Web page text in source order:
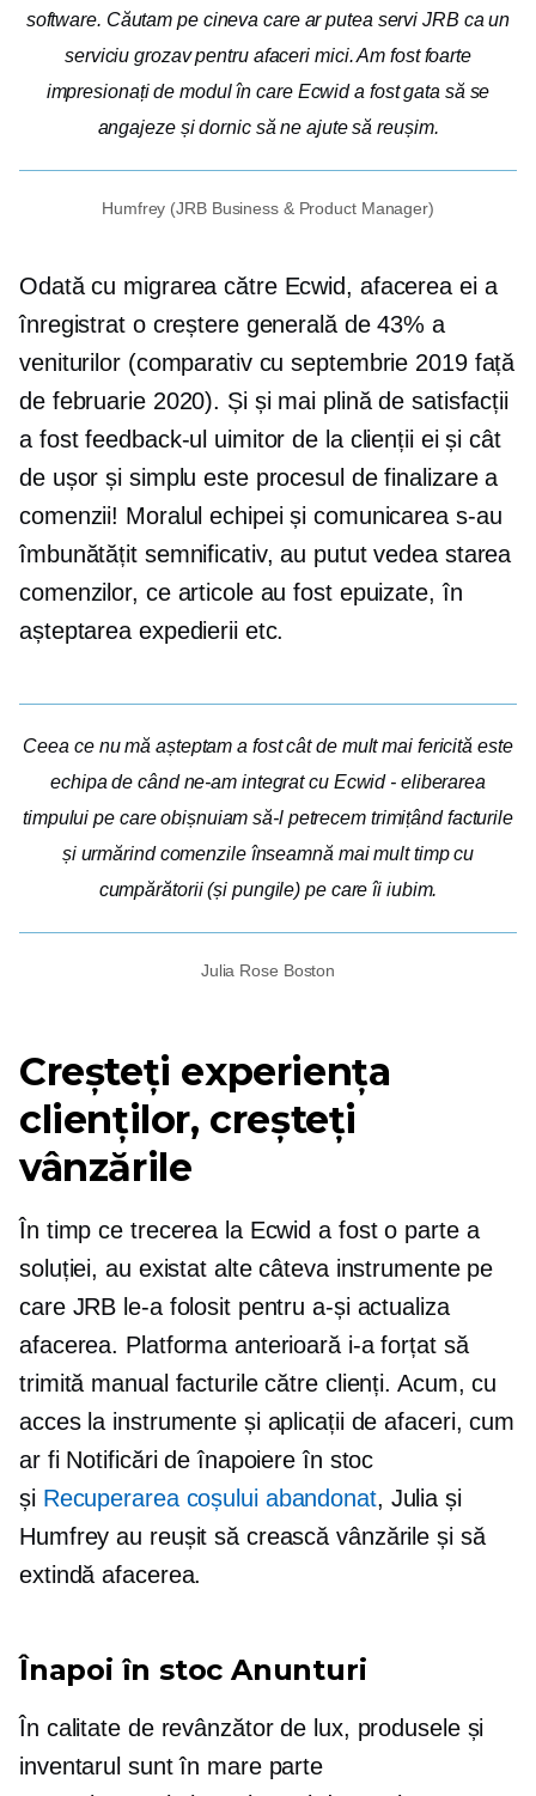
software. Căutam pe cineva care ar putea servi JRB ca un
serviciu grozav pentru afaceri mici. Am fost foarte
impresionați de modul în care Ecwid a fost gata să se
angajeze și dornic să ne ajute să reușim.
Humfrey (JRB Business & Product Manager)
Odată cu migrarea către Ecwid, afacerea ei a
înregistrat o creștere generală de 43% a
veniturilor (comparativ cu septembrie 2019 față
de februarie 2020). Și și mai plină de satisfacții
a fost feedback-ul uimitor de la clienții ei și cât
de ușor și simplu este procesul de finalizare a
comenzii! Moralul echipei și comunicarea s-au
îmbunătățit semnificativ, au putut vedea starea
comenzilor, ce articole au fost epuizate, în
așteptarea expedierii etc.
Ceea ce nu mă așteptam a fost cât de mult mai fericită este
echipa de când ne-am integrat cu Ecwid - eliberarea
timpului pe care obișnuiam să-l petrecem trimițând facturile
și urmărind comenzile înseamnă mai mult timp cu
cumpărătorii (și pungile) pe care îi iubim.
Julia Rose Boston
Creșteți experiența
clienților, creșteți
vânzările
În timp ce trecerea la Ecwid a fost o parte a
soluției, au existat alte câteva instrumente pe
care JRB le-a folosit pentru a-și actualiza
afacerea. Platforma anterioară i-a forțat să
trimită manual facturile către clienți. Acum, cu
acces la instrumente și aplicații de afaceri, cum
ar fi Notificări de înapoiere în stoc
și Recuperarea coșului abandonat, Julia și
Humfrey au reușit să crească vânzările și să
extindă afacerea.
Înapoi în stoc Anunturi
În calitate de revânzător de lux, produsele și
inventarul sunt în mare parte